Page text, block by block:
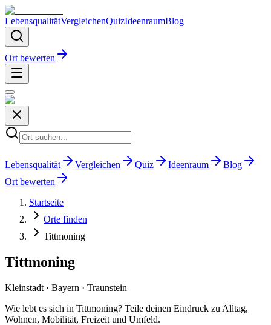
LebensqualitätVergleichenQuizIdeenraumBlog
Ort bewerten
Lebensqualität Vergleichen Quiz Ideenraum
Blog
Ort bewerten
Startseite
Orte finden
Tittmoning
Tittmoning
Kleinstadt · Bayern · Traunstein
Wie lebt es sich in Tittmoning? Teile deinen Eindruck zu Alltag,
Wohnen, Mobilität, Freizeit und Umfeld.